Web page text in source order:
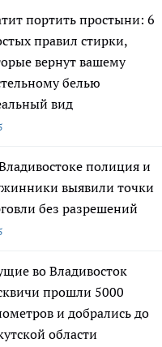
портить простыни: 6
правил стирки,
вернут вашему
белью
вид
полиция и
выявили точки
без разрешений
во Владивосток
прошли 5000
и добрались до
области